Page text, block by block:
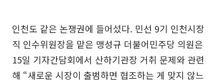
인천도 같은 논쟁권에 들어섰다. 민선 9기 인천시장
직 인수위원장을 맡은 맹성규 더불어민주당 의원은
15일 기자간담회에서 산하기관장 거취 문제와 관련
해 “새로운 시장이 출범하면 협조하는 게 맞지 않느